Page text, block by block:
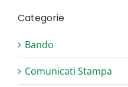
Categorie
Bando
Comunicati Stampa